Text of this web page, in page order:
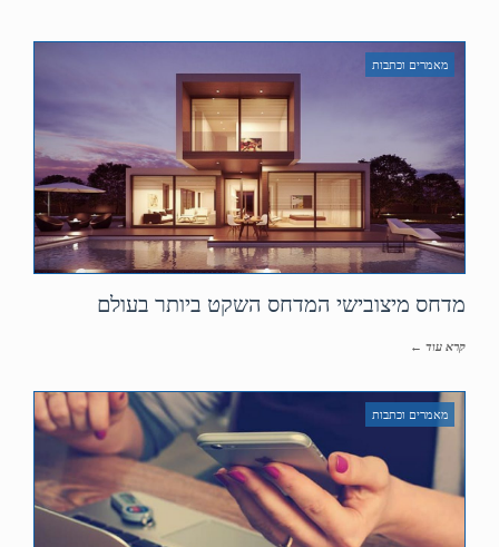
מאמרים וכתבות
מדחס מיצובישי המדחס השקט ביותר בעולם
קרא עוד ←
מאמרים וכתבות